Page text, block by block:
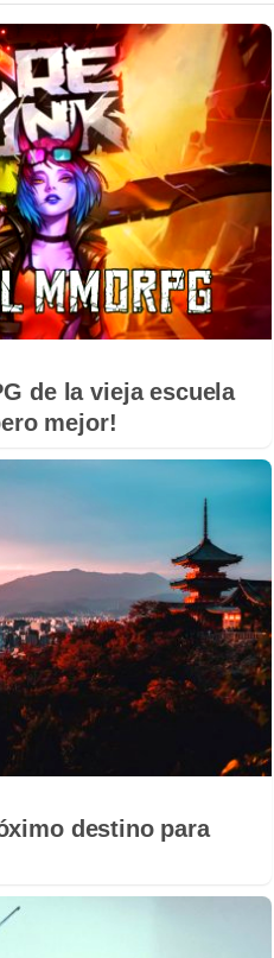
de la vieja escuela
mejor!
destino para